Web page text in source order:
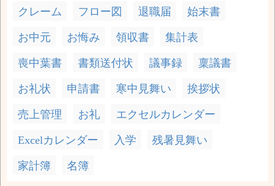
クレーム フロー図 退職届 始末書
お中元 お悔み 領収書 集計表
喪中葉書 書類送付状 議事録 稟議書
お礼状 申請書 寒中見舞い 挨拶状
売上管理 お礼 エクセルカレンダー
Excelカレンダー 入学 残暑見舞い
家計簿 名簿